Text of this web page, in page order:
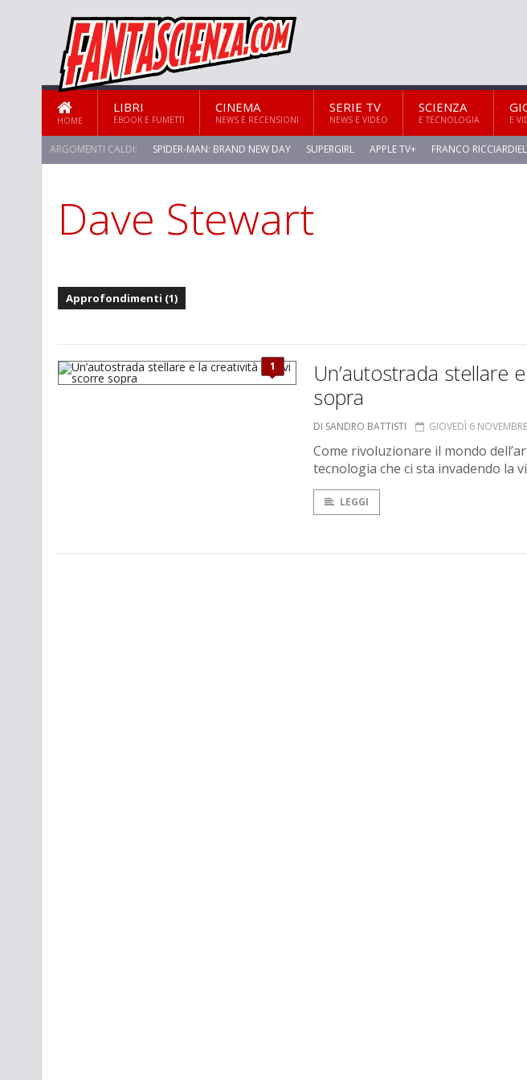
HOME
LIBRI
EBOOK E FUMETTI
CINEMA
NEWS E RECENSIONI
SERIE TV
NEWS E VIDEO
SCIENZA
E TECNOLOGIA E
ARGOMENTI CALDI: SPIDER-MAN: BRAND NEW DAY SUPERGIRL APPLE TV+ FRANCO
Dave Stewart
Approfondimenti (1)
1
Un’autostrada stellare
sopra
DI SANDRO BATTISTI GIOVEDÌ 6
Come rivoluzionare il mondo
tecnologia che ci sta invadendo la
LEGGI